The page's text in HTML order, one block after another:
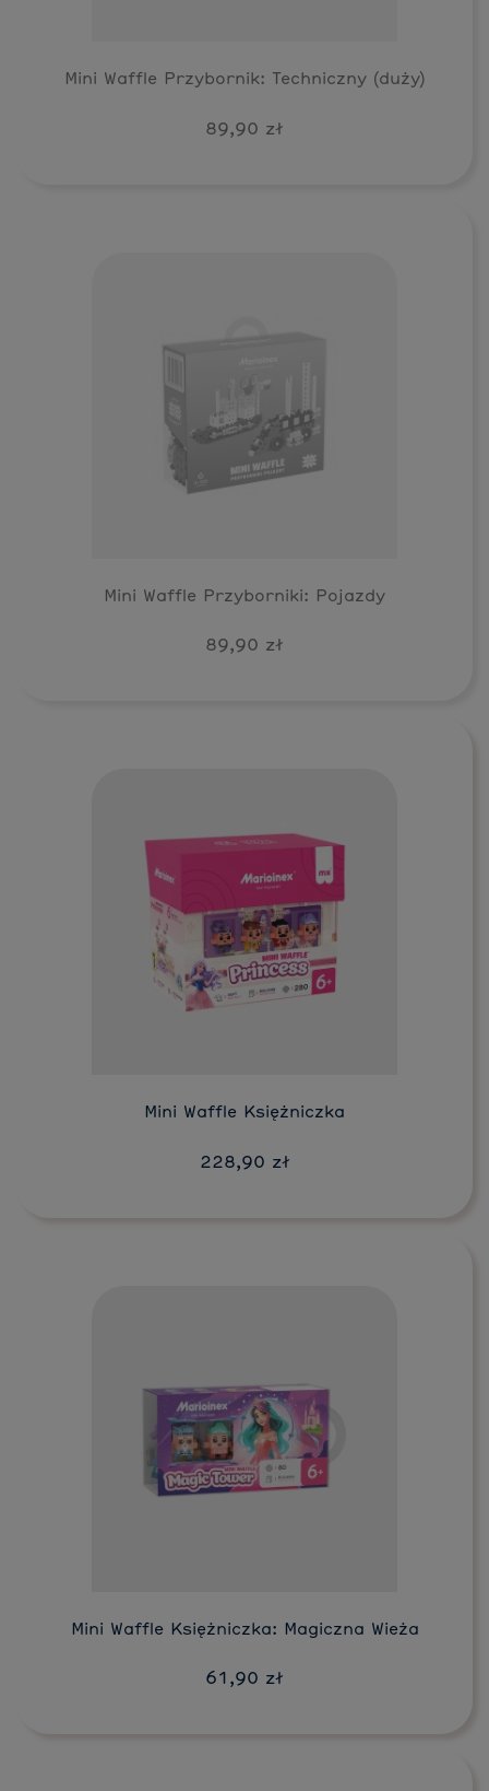
Mini Waffle Przybornik: Techniczny (duży)
89,90 zł
Mini Waffle Przyborniki: Pojazdy
89,90 zł
Mini Waffle Księżniczka
228,90 zł
Do koszyka
Mini Waffle Księżniczka: Magiczna Wieża
61,90 zł
Do koszyka